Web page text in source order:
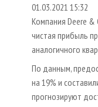
01.03.2021 15:32
Компания Deere &
чистая прибыль
аналогичного
По данным,
на 19% и
прогнозируют